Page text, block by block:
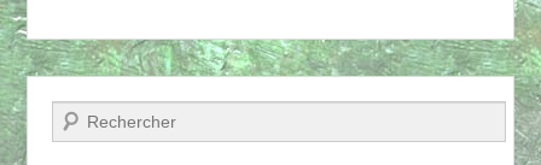
Recherche